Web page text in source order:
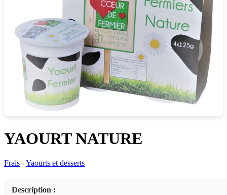
YAOURT NATURE
Frais -Yaourts et desserts
Description :